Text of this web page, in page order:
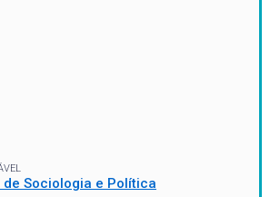
Sociologia e Política